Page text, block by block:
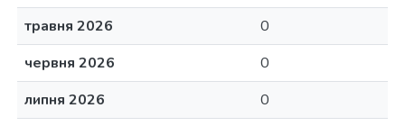
травня 2026
0
червня 2026
0
липня 2026
0